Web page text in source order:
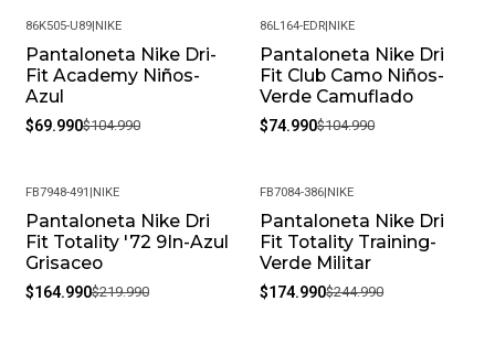
-33%
86K505-U89| NIKE
Pantaloneta Nike Dri-
Fit Academy Niños-
Azul
$69.990$104.990
-29%
86L164-EDR NIKE
Pantaloneta Nike Dri
Fit Club Camo Niños-
Verde Camuflado
$74.990$104.990
-25%
FB7948-491 |NIKE
Pantaloneta Nike Dri
Fit Totality '72 9In-Azul
Grisaceo
$164.990$219.990
-29%
FB7084-386|NIKE
Pantaloneta Nike Dri
Fit Totality Training-
Verde Militar
$174.990$244.990